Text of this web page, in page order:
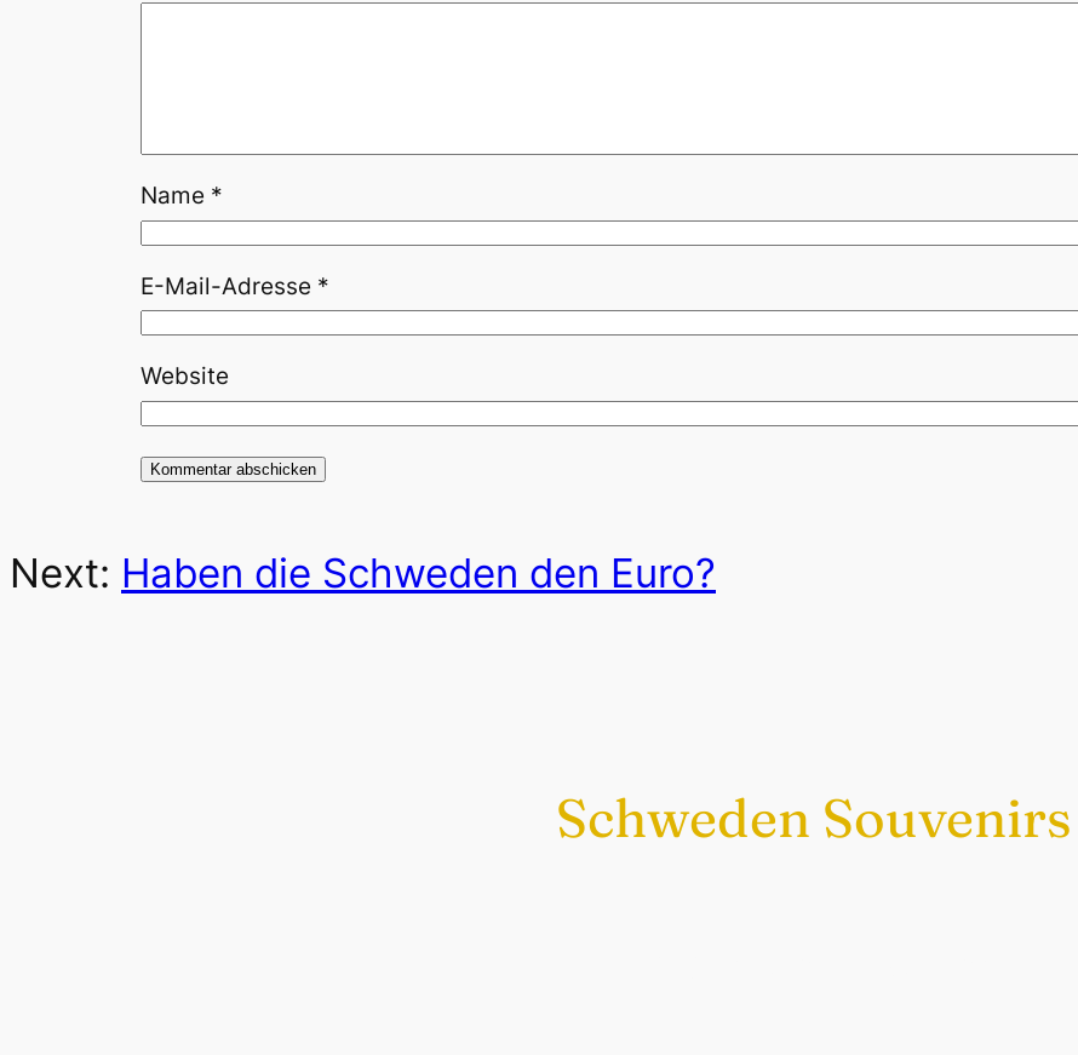
Name *
E-Mail-Adresse *
Website
Next: Haben die Schweden den Euro?
Schweden Souvenirs